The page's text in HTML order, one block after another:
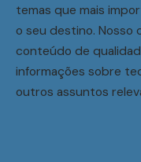
temas que mais
o seu destino. Nosso
conteúdo de
informações sobre
outros assuntos